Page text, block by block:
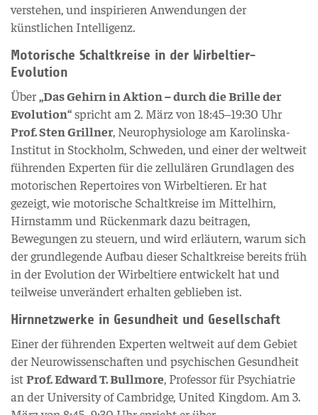
verstehen, und inspirieren Anwendungen der
künstlichen Intelligenz.
Motorische Schaltkreise in der Wirbeltier-
Evolution
Über„Das Gehirn in Aktion – durch die Brille der
Evolution“spricht am 2. März von 18:45–19:30 Uhr
Prof. Sten Grillner, Neurophysiologe am Karolinska-
Institut in Stockholm, Schweden, und einer der weltweit
führenden Experten für die zellulären Grundlagen des
motorischen Repertoires von Wirbeltieren. Er hat
gezeigt, wie motorische Schaltkreise im Mittelhirn,
Hirnstamm und Rückenmark dazu beitragen,
Bewegungen zu steuern, und wird erläutern, warum sich
der grundlegende Aufbau dieser Schaltkreise bereits früh
in der Evolution der Wirbeltiere entwickelt hat und
teilweise unverändert erhalten geblieben ist.
Hirnnetzwerke in Gesundheit und Gesellschaft
Einer der führenden Experten weltweit auf dem Gebiet
der Neurowissenschaften und psychischen Gesundheit
istProf. Edward T. Bullmore, Professor für Psychiatrie
an der University of Cambridge, United Kingdom. Am 3.